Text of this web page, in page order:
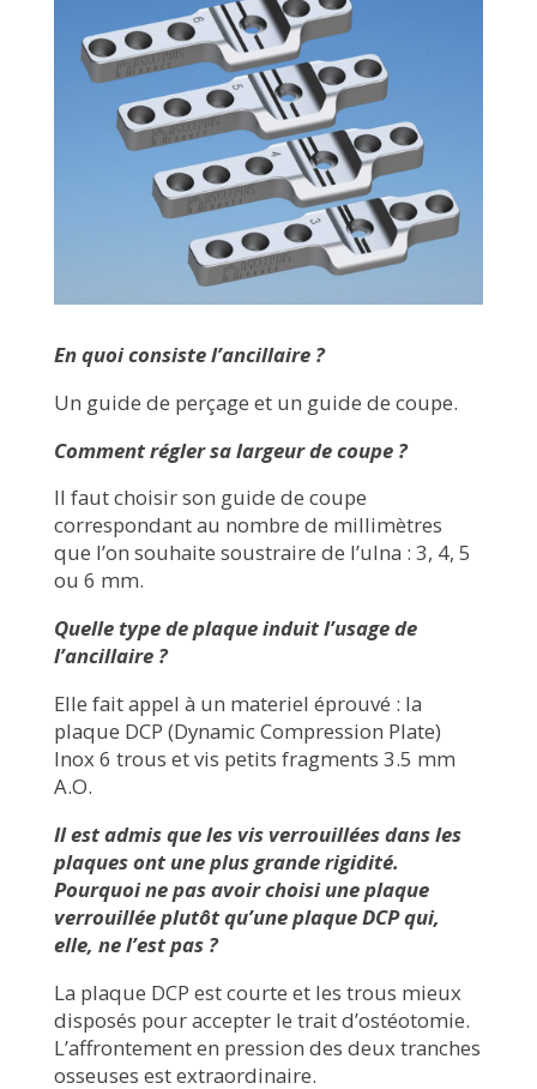
En quoi consiste l’ancillaire ?
Un guide de perçage et un guide de coupe.
Comment régler sa largeur de coupe ?
Il faut choisir son guide de coupe
correspondant au nombre de millimètres
que l’on souhaite soustraire de l’ulna : 3, 4, 5
ou 6 mm.
Quelle type de plaque induit l’usage de
l’ancillaire ?
Elle fait appel à un materiel éprouvé : la
plaque DCP (Dynamic Compression Plate)
Inox 6 trous et vis petits fragments 3.5 mm
A.O.
Il est admis que les vis verrouillées dans les
plaques ont une plus grande rigidité.
Pourquoi ne pas avoir choisi une plaque
verrouillée plutôt qu’une plaque DCP qui,
elle, ne l’est pas ?
La plaque DCP est courte et les trous mieux
disposés pour accepter le trait d’ostéotomie.
L’affrontement en pression des deux tranches
osseuses est extraordinaire.